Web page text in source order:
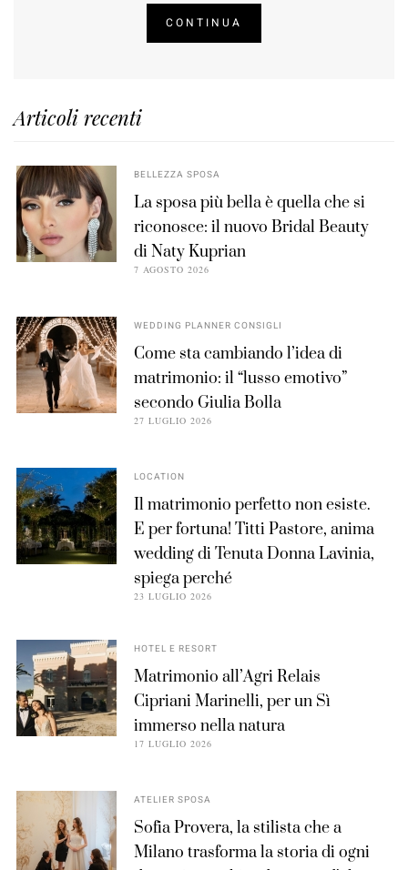
CONTINUA
Articoli recenti
BELLEZZA SPOSA
La sposa più bella è quella che si
riconosce: il nuovo Bridal Beauty
di Naty Kuprian
7 AGOSTO 2026
WEDDING PLANNER CONSIGLI
Come sta cambiando l’idea di
matrimonio: il “lusso emotivo”
secondo Giulia Bolla
27 LUGLIO 2026
LOCATION
Il matrimonio perfetto non esiste.
E per fortuna! Titti Pastore, anima
wedding di Tenuta Donna Lavinia,
spiega perché
23 LUGLIO 2026
HOTEL E RESORT
Matrimonio all’Agri Relais
Cipriani Marinelli, per un Sì
immerso nella natura
17 LUGLIO 2026
ATELIER SPOSA
Sofia Provera, la stilista che a
Milano trasforma la storia di ogni